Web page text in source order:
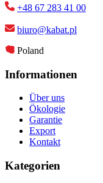
+48 67 283 41 00
biuro@kabat.pl
Poland
Informationen
Über uns
Ökologie
Garantie
Export
Kontakt
Kategorien